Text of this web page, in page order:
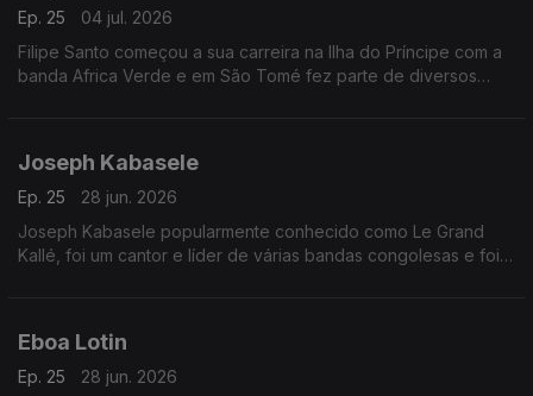
Ep. 25
04 jul. 2026
Filipe Santo começou a sua carreira na Ilha do Príncipe com a
banda Africa Verde e em São Tomé fez parte de diversos
Joseph Kabasele
Ep. 25
28 jun. 2026
Joseph Kabasele popularmente conhecido como Le Grand
Kallé, foi um cantor e líder de várias bandas congolesas e foi
Eboa Lotin
Ep. 25
28 jun. 2026